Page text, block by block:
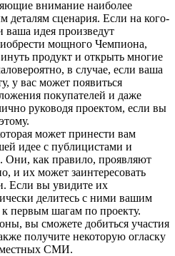
внимание наиболее
деталям сценария. Если на кого-
ваша идея произведут
мощного Чемпиона,
продукт и открыть многие
в случае, если ваша
у вас может появиться
покупателей и даже
руководя проектом, если вы
может принести вам
идее с публицистами и
Они, как правило, проявляют
и их может заинтересовать
Если вы увидите их
делитесь с ними вашим
первым шагам по проекту.
вы сможете добиться участия
получите некоторую огласку
местных СМИ.